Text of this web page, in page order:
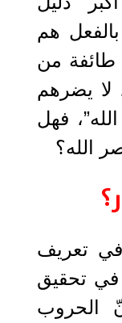
هم
طائفة من
لا يضرهم
فهل
الله؟
تعريف
في تحقيق
الحروب